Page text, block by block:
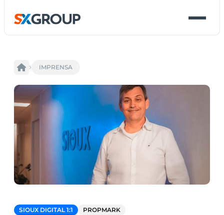
IMPRENSA
SIOUX DIGITAL 1:1 PROPMARK